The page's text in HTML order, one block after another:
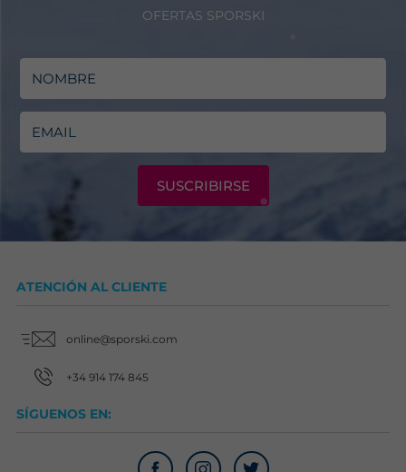
OFERTAS SPORSKI
SUSCRIBIRSE
ATENCIÓN AL CLIENTE
online@sporski.com
+34 914 174 845
SÍGUENOS EN: